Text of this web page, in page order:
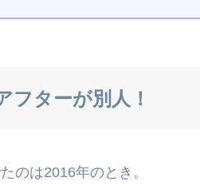
フターが別人！
のは2016年のとき。